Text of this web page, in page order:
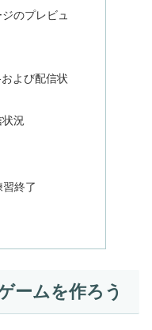
のプレビュ
および配信状
状況
終了
ームを作ろう